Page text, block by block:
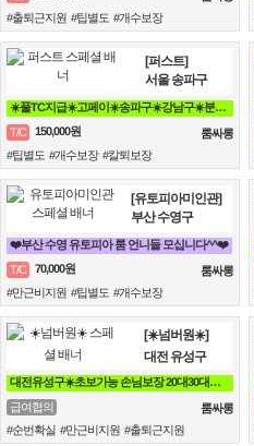
#출퇴근지원 #팁별도 #개수보장
[퍼스트]
서울 송파구
☀️풀TC지급☀️고페이☀️송파구☀️강남구☀️분당☀️가락동☀️역삼동☀️논현동☀️강동구☀️
T/C
150,000원
룸싸롱
#팁별도 #개수보장 #칼퇴보장
[유토피아미인관]
부산 수영구
❤️부산 수영 유토피아 룸 언니들 모십니다^^❤️
T/C
70,000원
룸싸롱
#만근비지원 #팁별도 #개수보장
[☀️넘버원☀️]
대전 유성구
대전유성구☀️초보가능 손님보장 20대30대가족모집☀️
급여협의
룸싸롱
#순번확실 #만근비지원 #출퇴근지원